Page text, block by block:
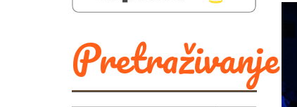
Pretraživanje